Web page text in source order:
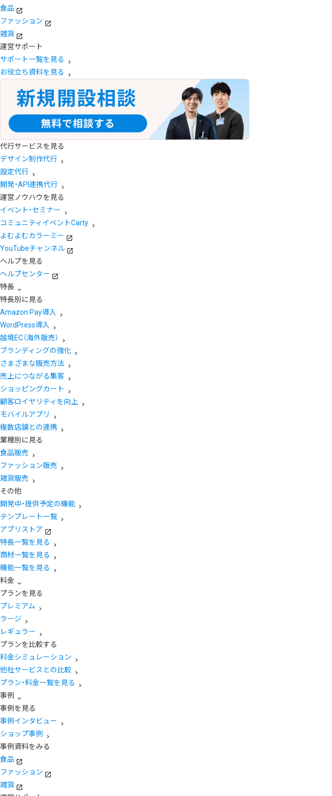
食品
ファッション
雑貨
運営サポート
サポート一覧を見る
お役立ち資料を見る
代行サービスを見る
デザイン制作代行
設定代行
開発・API連携代行
運営ノウハウを見る
イベント・セミナー
コミュニティイベントCarty
よむよむカラーミー
YouTubeチャンネル
ヘルプを見る
ヘルプセンター
特長
特長別に見る
Amazon Pay導入
WordPress導入
越境EC（海外販売）
ブランディングの強化
さまざまな販売方法
売上につながる集客
ショッピングカート
顧客ロイヤリティを向上
モバイルアプリ
複数店舗との連携
業種別に見る
食品販売
ファッション販売
雑貨販売
その他
開発中・提供予定の機能
テンプレート一覧
アプリストア
特長一覧を見る
商材一覧を見る
機能一覧を見る
料金
プランを見る
プレミアム
ラージ
レギュラー
プランを比較する
料金シミュレーション
他社サービスとの比較
プラン・料金一覧を見る
事例
事例を見る
事例インタビュー
ショップ事例
事例資料をみる
食品
ファッション
雑貨